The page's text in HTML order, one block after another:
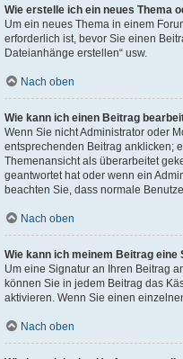
Wie erstelle ich ein neues Thema
Um ein neues Thema in einem
erforderlich ist, bevor Sie einen
Dateianhänge erstellen“ usw.
Nach oben
Wie kann ich einen Beitrag
Wenn Sie nicht Administrator oder
entsprechenden Beitrag anklicken;
Themenansicht als überarbeitet
geantwortet hat oder wenn ein
beachten Sie, dass normale
Nach oben
Wie kann ich meinem Beitrag eine
Um eine Signatur an Ihren Beitrag
können Sie in jedem Beitrag das
aktivieren. Wenn Sie einen
Nach oben